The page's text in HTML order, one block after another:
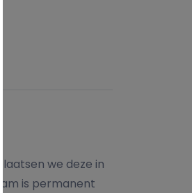
we deze in
is permanent